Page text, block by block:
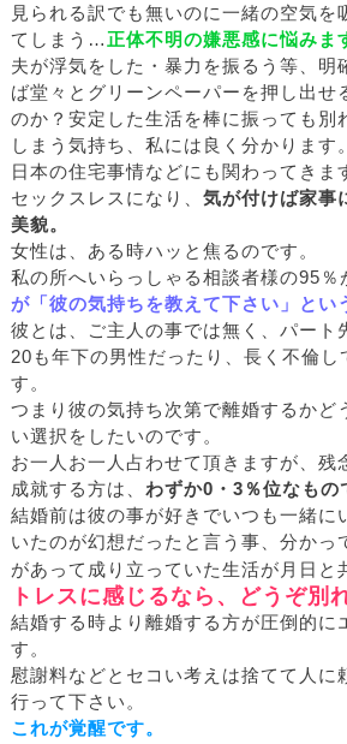
見られる訳でも無いのに一緒の空気を
てしまう…正体不明の嫌悪感に悩みま
夫が浮気をした・暴力を振るう等、明
ば堂々とグリーンペーパーを押し出せ
のか？安定した生活を棒に振っても別
しまう気持ち、私には良く分かります。
日本の住宅事情などにも関わってきま
セックスレスになり、 気が付けば家事
美貌。
女性は、ある時ハッと焦るのです。
私の所へいらっしゃる相談者様の95％
が「彼の気持ちを教えて下さい」とい
彼とは、ご主人の事では無く、パート
20も年下の男性だったり、長く不倫し
す。
つまり彼の気持ち次第で離婚するかど
い選択をしたいのです。
お一人お一人占わせて頂きますが、残
成就する方は、 わずか0・3％位なもの
結婚前は彼の事が好きでいつも一緒に
いたのが幻想だったと言う事、分かっ
があって成り立っていた生活が月日と
トレスに感じるなら、どうぞ別
結婚する時より離婚する方が圧倒的に
す。
慰謝料などとセコい考えは捨てて人に
行って下さい。
これが覚醒です。